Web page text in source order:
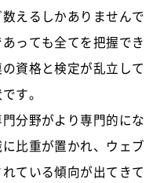
えるしかありませんで
っても全てを把握でき
資格と検定が乱立して
す。
分野がより専門的にな
比重が置かれ、ウェブ
ている傾向が出てきて